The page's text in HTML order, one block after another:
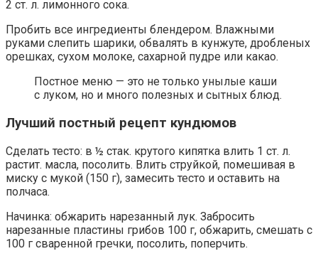
2 ст. л. лимонного сока.
Пробить все ингредиенты блендером. Влажными
руками слепить шарики, обвалять в кунжуте, дробленых
орешках, сухом молоке, сахарной пудре или какао.
Постное меню — это не только унылые каши
с луком, но и много полезных и сытных блюд.
Лучший постный рецепт кундюмов
Сделать тесто: в ½ стак. крутого кипятка влить 1 ст. л.
растит. масла, посолить. Влить струйкой, помешивая в
миску с мукой (150 г), замесить тесто и оставить на
полчаса.
Начинка: обжарить нарезанный лук. Забросить
нарезанные пластины грибов 100 г, обжарить, смешать с
100 г сваренной гречки, посолить, поперчить.